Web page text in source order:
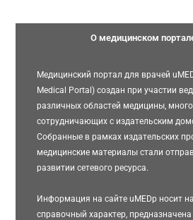
О медицинском
Медицинский портал для врачей
Medical Portal) создан при участии
различных областей медицины,
сотрудничающих с издательским
Собранные в рамках издательских
медицинские материалы стали
развитии сетевого ресурса.
Информация на сайте uMEDp носит
справочный характер,